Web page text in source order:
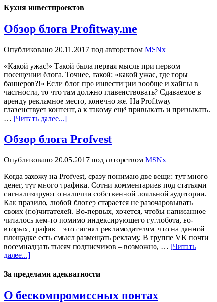
Кухня инвестпроектов
Обзор блога Profitway.me
Опубликовано 20.11.2017 под авторством MSNx
«Какой ужас!» Такой была первая мысль при первом
посещении блога. Точнее, такой: «какой ужас, где горы
баннеров?!» Если блог про инвестиции вообще и хайпы в
частности, то что там должно главенствовать? Сдаваемое в
аренду рекламное место, конечно же. На Profitway
главенствует контент, а к такому ещё привыкать и привыкать.
… [Читать далее...]
Обзор блога Profvest
Опубликовано 20.05.2017 под авторством MSNx
Когда захожу на Profvest, сразу понимаю две вещи: тут много
денег, тут много трафика. Сотни комментариев под статьями
сигнализируют о наличии собственной лояльной аудитории.
Как правило, любой блогер старается не разочаровывать
своих (по)читателей. Во-первых, хочется, чтобы написанное
читалось кем-то помимо индексирующего гуглобота, во-
вторых, трафик – это сигнал рекламодателям, что на данной
площадке есть смысл размещать рекламу. В группе VK почти
восемнадцать тысяч подписчиков – возможно, … [Читать
далее...]
За пределами адекватности
О бескомпромиссных понтах